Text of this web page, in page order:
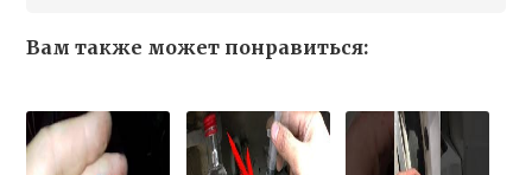
Вам также может понравиться: